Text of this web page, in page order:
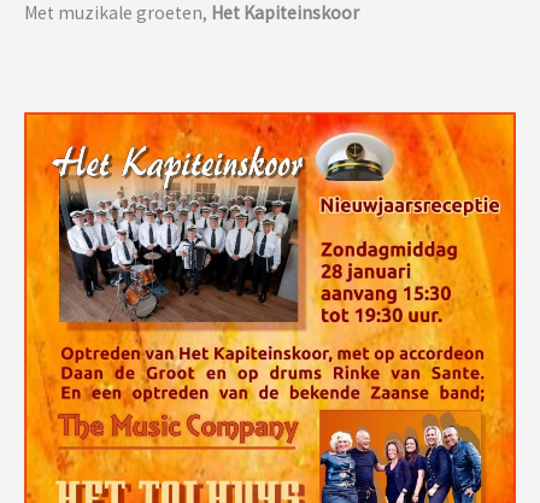
Met muzikale groeten, Het Kapiteinskoor